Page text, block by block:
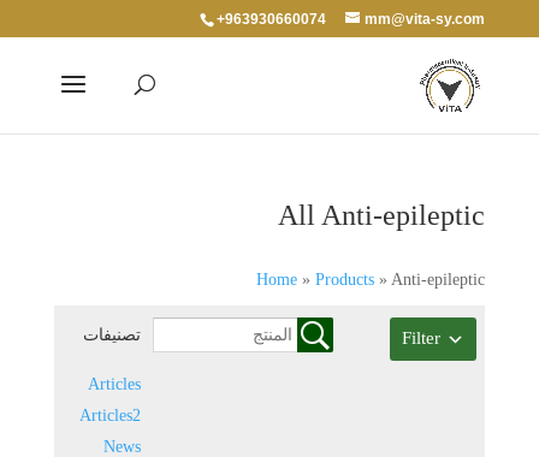
+963930660074 mm@vita-sy.com
All Anti-epileptic
Home »Products »Anti-epileptic
تصنيفات
Articles
Articles2
News
Filter